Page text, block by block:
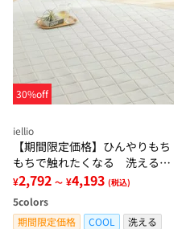
30%off
iellio
【期間限定価格】ひんやりもち
もちで触れたくなる 洗えるラ
グ＜低反発・滑りにくい・接触
冷感・防ダニ・カーペット＞
¥2,792 ～ ¥4,193 (税込)
5colors
期間限定価格
COOL
洗える